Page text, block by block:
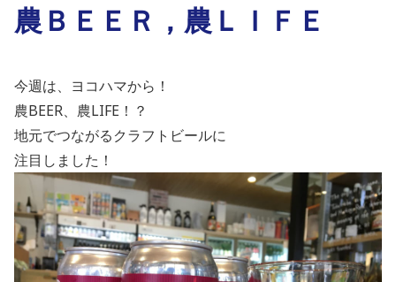
農ＢＥＥＲ，農ＬＩＦＥ
今週は、ヨコハマから！
農BEER、農LIFE ！？
地元でつながるクラフトビールに
注目しました！